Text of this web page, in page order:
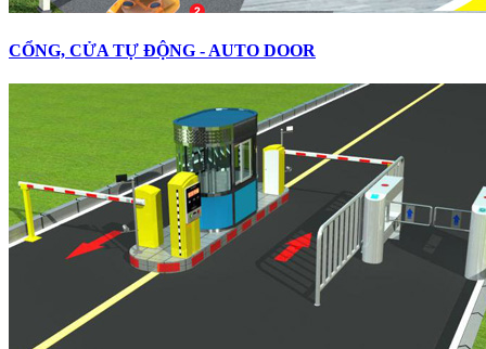
CỔNG, CỬA TỰ ĐỘNG - AUTO DOOR